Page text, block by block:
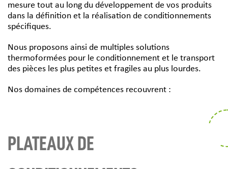
mesure tout au long du développement de vos produits
dans la définition et la réalisation de conditionnements
spécifiques.
Nous proposons ainsi de multiples solutions
thermoformées pour le conditionnement et le transport
des pièces les plus petites et fragiles au plus lourdes.
Nos domaines de compétences recouvrent :
PLATEAUX DE